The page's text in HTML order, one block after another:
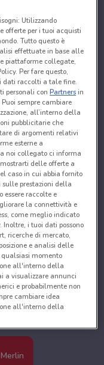
Utilizzando
offerte per i tuoi acquisti
Tutto questo è
effettuate in base alle
piattaforme collegate,
Per fare questo,
dati raccolti a tale fine.
personali conPartnersin
sempre cambiare
all’interno della
pubblicitarie che
di argomenti relativi
esterne a
noi collegato ci informa
delle offerte a
caso in cui abbia fornito
prestazioni della
essere raccolte e
la connettività e
come meglio indicato
i tuoi dati possono
ricerche di mercato,
e analisi delle
qualsiasi momento
all'interno della
a visualizzare annunci
e probabilmente non
cambiare idea
all'interno della
per fornire:
attiva delle
Archiviare